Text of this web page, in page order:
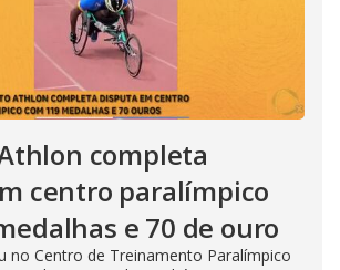
completa
centro paralímpico
e 70 de ouro
no Centro de Treinamento Paralímpico